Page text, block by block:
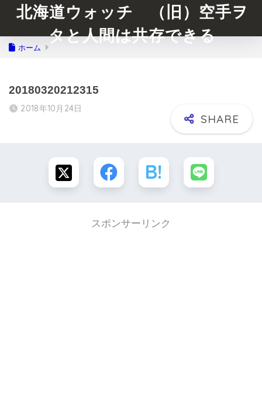
北海道ウォッチ （旧）空手ヲ
タと人間は共存できる
ホーム
20180320212315
2018年10月24日
スポンサーリンク